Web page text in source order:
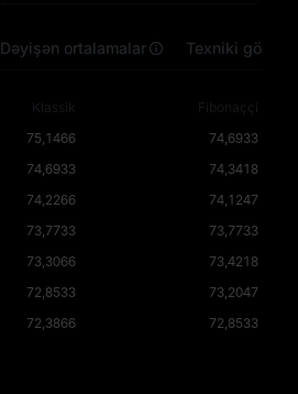
Dəyişən ortalamalar Texniki
Klassik
Fibonaççi
75,1466
74,6933
74,6933
74,3418
74,2266
74,1247
73,7733
73,7733
73,3066
73,4218
72,8533
73,2047
72,3866 72,8533